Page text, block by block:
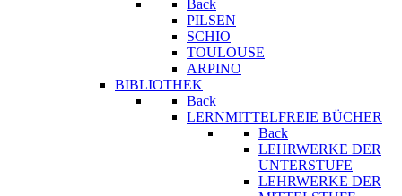
Back
PILSEN
SCHIO
TOULOUSE
ARPINO
BIBLIOTHEK
Back
LERNMITTELFREIE BÜCHER
Back
LEHRWERKE DER
UNTERSTUFE
LEHRWERKE DER